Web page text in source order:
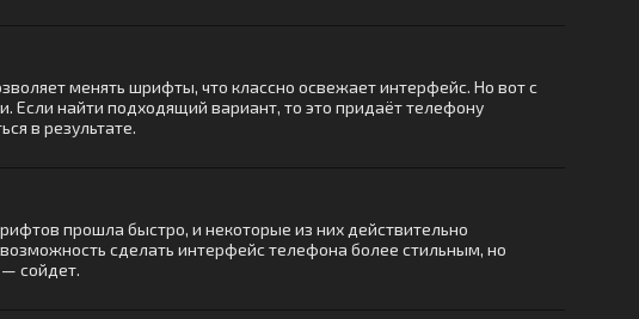
менять шрифты, что классно освежает интерфейс. Но вот с
найти подходящий вариант, то это придаёт телефону
в результате.
прошла быстро, и некоторые из них действительно
сделать интерфейс телефона более стильным, но
сойдет.